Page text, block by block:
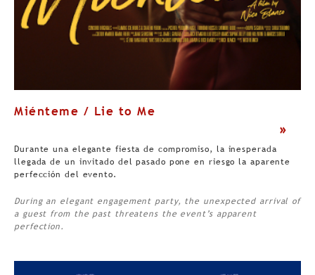
Miénteme / Lie to Me
Durante una elegante fiesta de compromiso, la inesperada
llegada de un invitado del pasado pone en riesgo la aparente
perfección del evento.
During an elegant engagement party, the unexpected arrival of
a guest from the past threatens the event’s apparent
perfection.
>